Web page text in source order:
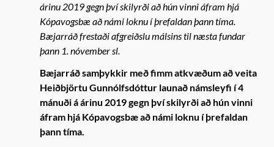
árinu 2019 gegn því skilyrði að hún vinni áfram hjá
Kópavogsbæ að námi loknu í þrefaldan þann tíma.
Bæjarráð frestaði afgreiðslu málsins til næsta fundar
þann 1. nóvember sl.
Bæjarráð samþykkir með fimm atkvæðum að veita
Heiðbjörtu Gunnólfsdóttur launað námsleyfi í 4
mánuði á árinu 2019 gegn því skilyrði að hún vinni
áfram hjá Kópavogsbæ að námi loknu í þrefaldan
þann tíma.